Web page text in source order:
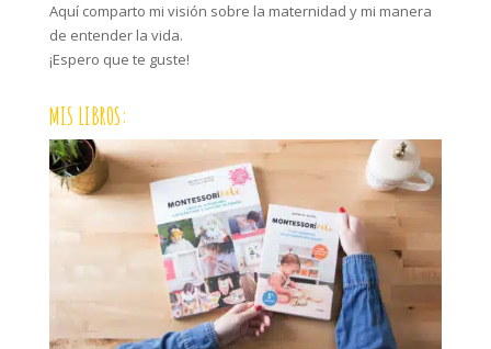
Aquí comparto mi visión sobre la maternidad y mi manera
de entender la vida.
¡Espero que te guste!
MIS LIBROS: